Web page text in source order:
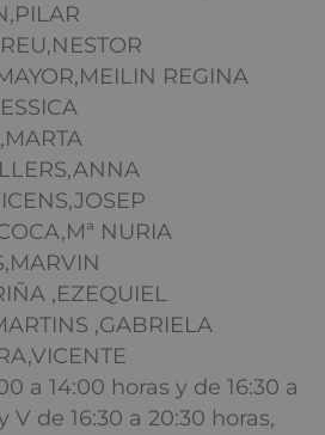
REGINA
NURIA
,EZEQUIEL
,GABRIELA
a 14:00 horas y de 16:30 a
V de 16:30 a 20:30 horas,